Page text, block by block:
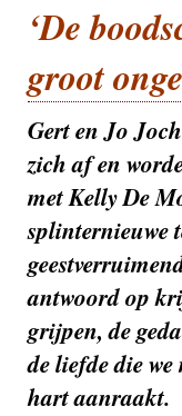
‘De
groot
Gert en Jo
zich af en
met Kelly De
splinternieuwe
antwoord op
grijpen, de
de liefde die
hart aanraakt.